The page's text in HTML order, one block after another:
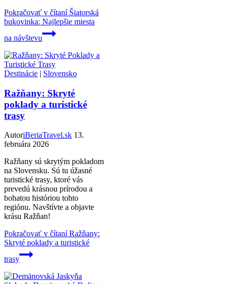
Pokračovať v čítaníŠiatorská
bukovinka: Najlepšie miesta
na návštevu
Destinácie | Slovensko
Ražňany: Skryté
poklady a turistické
trasy
AutoriBeriaTravel.sk 13.
februára 2026
Ražňany sú skrytým pokladom
na Slovensku. Sú tu úžasné
turistické trasy, ktoré vás
prevedú krásnou prírodou a
bohatou históriou tohto
regiónu. Navštívte a objavte
krásu Ražňan!
Pokračovať v čítaníRažňany:
Skryté poklady a turistické
trasy